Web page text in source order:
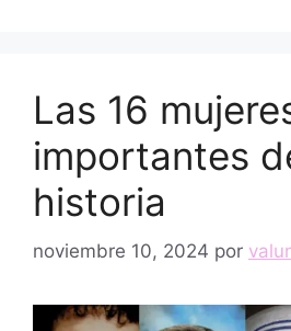
Las 16
importantes
historia
noviembre 10, 2024 por